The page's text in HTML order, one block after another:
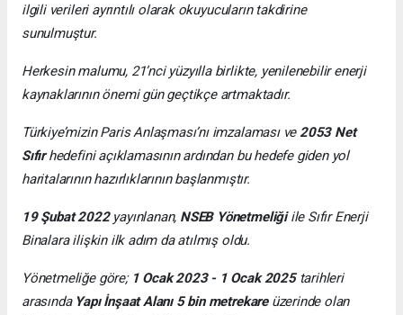
ilgili verileri ayrıntılı olarak okuyucuların takdirine
sunulmuştur.
Herkesin malumu, 21’nci yüzyılla birlikte, yenilenebilir enerji
kaynaklarının önemi gün geçtikçe artmaktadır.
Türkiye’mizin Paris Anlaşması’nı imzalaması ve2053 Net
Sıfırhedefini açıklamasının ardından bu hedefe giden yol
haritalarının hazırlıklarının başlanmıştır.
19 Şubat 2022 yayınlanan, NSEB Yönetmeliğiile Sıfır Enerji
Binalara ilişkin ilk adım da atılmış oldu.
Yönetmeliğe göre; 1 Ocak 2023 - 1 Ocak 2025 tarihleri
arasında Yapı İnşaat Alanı 5 bin metrekare üzerinde olan